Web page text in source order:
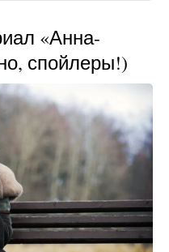
«Анна-
спойлеры!)